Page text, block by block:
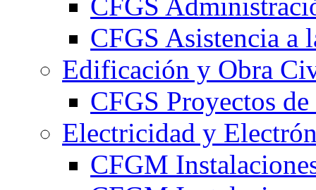
CFGS Asistencia a
Edificación y Obra
CFGS Proyectos
Electricidad y
CFGM